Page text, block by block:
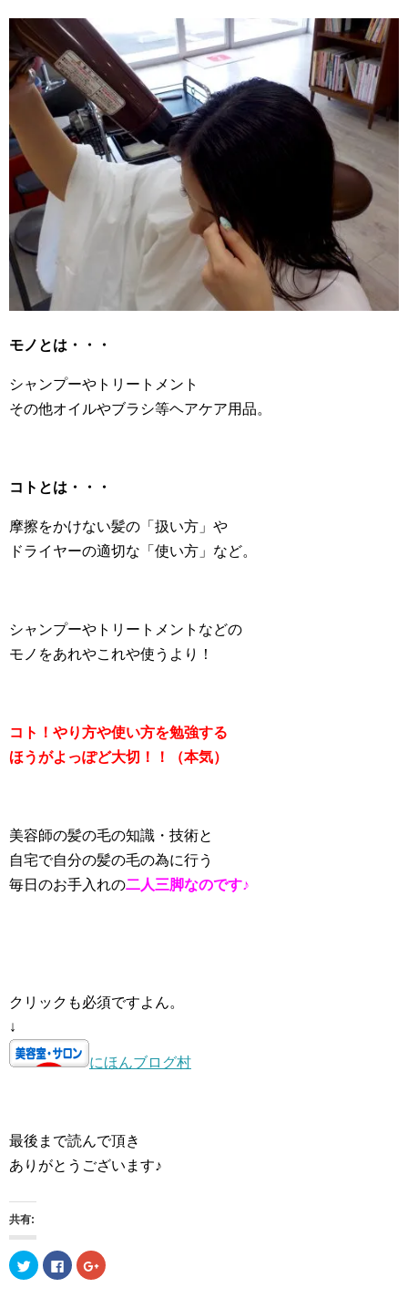
モノとは・・・
シャンプーやトリートメント
その他オイルやブラシ等ヘアケア用品。
コトとは・・・
摩擦をかけない髪の「扱い方」や
ドライヤーの適切な「使い方」など。
シャンプーやトリートメントなどの
モノをあれやこれや使うより！
コト！ やり方や使い方を勉強する
ほうがよっぽど大切！！（本気）
美容師の髪の毛の知識・技術と
自宅で自分の髪の毛の為に行う
毎日のお手入れの二人三脚なのです♪
クリックも必須ですよん。
↓
にほんブログ村
最後まで読んで頂き
ありがとうございます♪
共有:
ク
リ
F
a
ク
リ